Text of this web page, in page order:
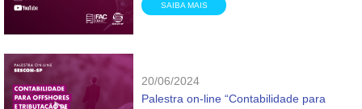
SAIBA MAIS
20/06/2024
Palestra on-line “Contabilidade para